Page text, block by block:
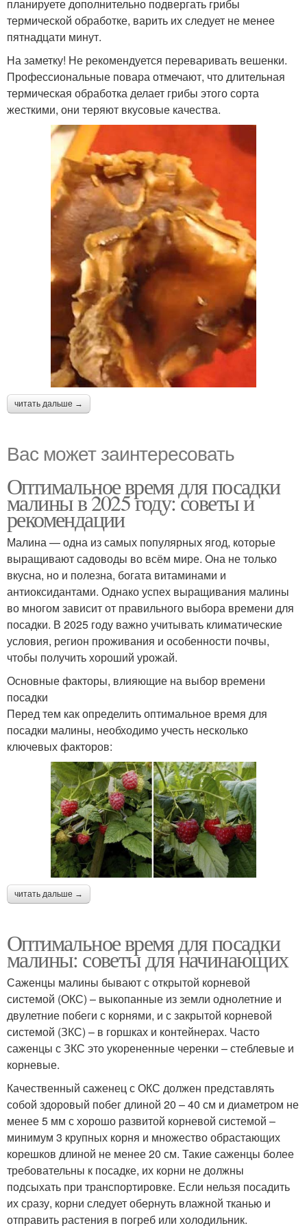
планируете дополнительно подвергать грибы
термической обработке, варить их следует не менее
пятнадцати минут.
На заметку! Не рекомендуется переваривать вешенки.
Профессиональные повара отмечают, что длительная
термическая обработка делает грибы этого сорта
жесткими, они теряют вкусовые качества.
читать дальше →
Вас может заинтересовать
Оптимальное время для посадки
малины в 2025 году: советы и
рекомендации
Малина — одна из самых популярных ягод, которые
выращивают садоводы во всём мире. Она не только
вкусна, но и полезна, богата витаминами и
антиоксидантами. Однако успех выращивания малины
во многом зависит от правильного выбора времени для
посадки. В 2025 году важно учитывать климатические
условия, регион проживания и особенности почвы,
чтобы получить хороший урожай.
Основные факторы, влияющие на выбор времени
посадки
Перед тем как определить оптимальное время для
посадки малины, необходимо учесть несколько
ключевых факторов:
читать дальше →
Оптимальное время для посадки
малины: советы для начинающих
Саженцы малины бывают с открытой корневой
системой (ОКС) – выкопанные из земли однолетние и
двулетние побеги с корнями, и с закрытой корневой
системой (ЗКС) – в горшках и контейнерах. Часто
саженцы с ЗКС это укорененные черенки – стеблевые и
корневые.
Качественный саженец с ОКС должен представлять
собой здоровый побег длиной 20 – 40 см и диаметром не
менее 5 мм с хорошо развитой корневой системой –
минимум 3 крупных корня и множество обрастающих
корешков длиной не менее 20 см. Такие саженцы более
требовательны к посадке, их корни не должны
подсыхать при транспортировке. Если нельзя посадить
их сразу, корни следует обернуть влажной тканью и
отправить растения в погреб или холодильник.